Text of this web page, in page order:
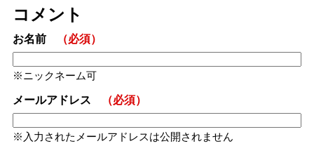
コメント
お名前 （必須）
ニックネーム可
メールアドレス （必須）
入力されたメールアドレスは公開されません